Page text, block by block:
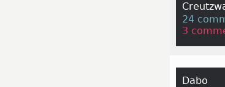
24
3
Dabo